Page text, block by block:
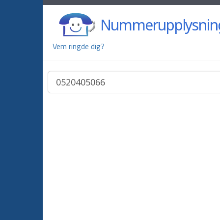
Vem ringde dig?